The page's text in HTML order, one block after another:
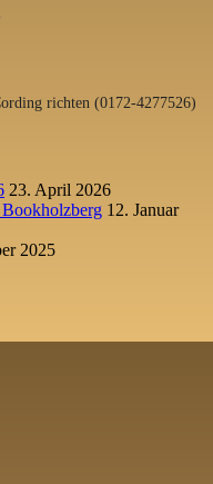
richten (0172-4277526)
23. April 2026
Bookholzberg 12. Januar
2025